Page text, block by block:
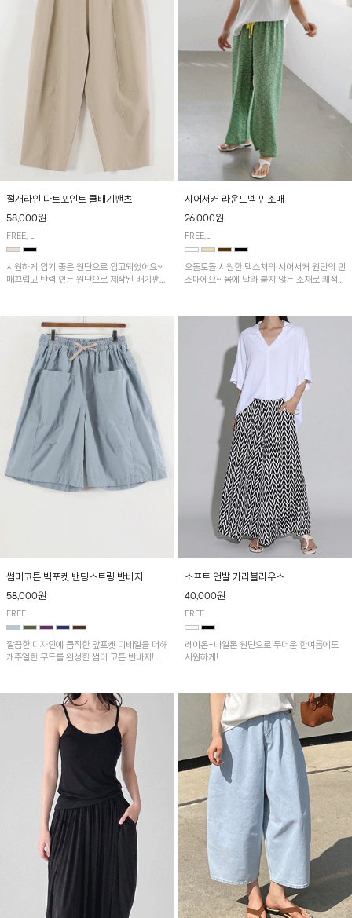
절개라인 다트포인트 쿨배기팬츠
58,000원
FREE, L
시원하게 입기 좋은 원단으로 입고되었어요~
매끄럽고 탄력 있는 원단으로 제작된 배기팬츠
시어서커 라운드넥 민소매
26,000원
FREE,L
오돌토돌 시원한 텍스처의 시어서커 원단의 민
소매에요~ 몸에 달라 붙지 않는 소재로 쾌적하
썸머코튼 빅포켓 밴딩스트링 반바지
58,000원
FREE
깔끔한 디자인에 큼직한 앞포켓 디테일을 더해
캐주얼한 무드를 완성한 썸머 코튼 반바지! 허
일리 하게 활용하기 좋아요~
소프트 언발 카라블라우스
40,000원
FREE
레이온+나일론 원단으로 무더운 한여름에도
시원하게!